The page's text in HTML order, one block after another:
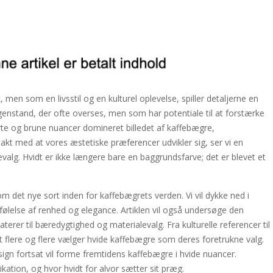
som en livsstil og en kulturel oplevelse, spiller detaljerne en
der ofte overses, men som har potentiale til at forstærke
og brune nuancer domineret billedet af kaffebægre,
med at vores æstetiske præferencer udvikler sig, ser vi en
Hvidt er ikke længere bare en baggrundsfarve; det er blevet et
det nye sort inden for kaffebægrets verden. Vi vil dykke ned i
af renhed og elegance. Artiklen vil også undersøge den
til bæredygtighed og materialevalg. Fra kulturelle referencer til
flere og flere vælger hvide kaffebægre som deres foretrukne valg.
fortsat vil forme fremtidens kaffebægre i hvide nuancer.
og hvor hvidt for alvor sætter sit præg.